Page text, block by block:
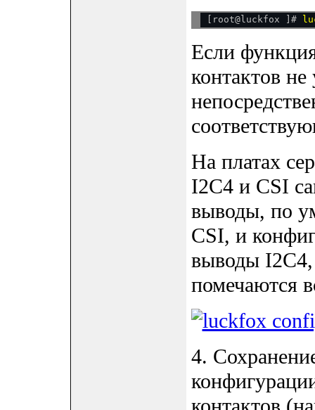
[root@luckfox ]#
Если
контактов не
На платах
I2C4 и CSI
выводы, по
CSI, и
выводы I2C4,
помечаются
4.